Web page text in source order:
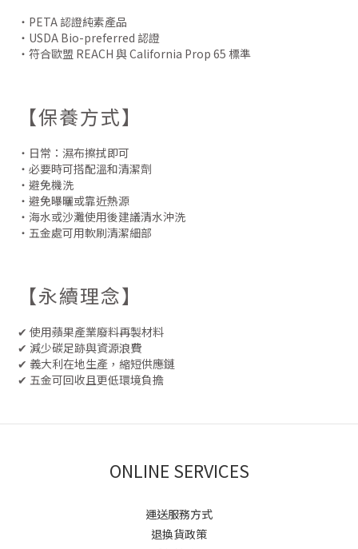
・PETA 認證純素產品
・USDA Bio-preferred 認證
・符合歐盟 REACH 與 California Prop 65 標準
【保養方式】
・日常：濕布擦拭即可
・必要時可搭配溫和清潔劑
・避免機洗
・避免曝曬或靠近熱源
・海水或沙灘使用後建議清水沖洗
・五金處可用軟刷清潔細部
【永續理念】
✔ 使用蘋果產業廢料再製材料
✔ 減少碳足跡與資源浪費
✔ 義大利在地生產，縮短供應鏈
✔ 五金可回收且更低環境負擔
ONLINE SERVICES
運送服務方式
退換貨政策